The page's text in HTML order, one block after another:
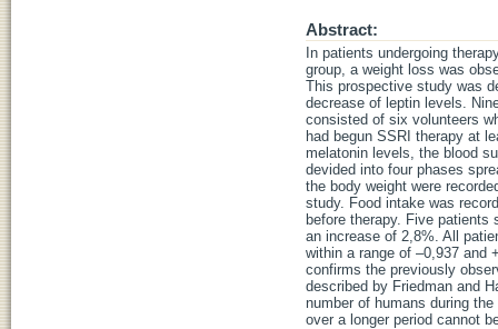
Abstract:
In patients undergoing
group, a weight loss was
This prospective study was
decrease of leptin levels.
consisted of six volunteers
had begun SSRI therapy at
melatonin levels, the blood
devided into four phases
the body weight were
study. Food intake was
before therapy. Five
an increase of 2,8%. All
within a range of –0,937 and
confirms the previously
described by Friedman and
number of humans during
over a longer period cannot